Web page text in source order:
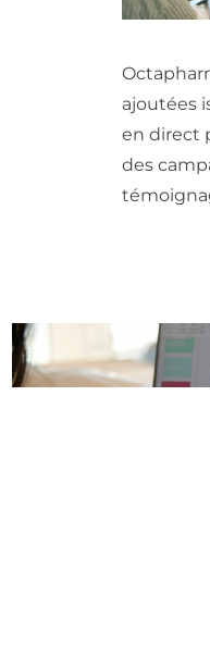
ajoutées
en direct
des